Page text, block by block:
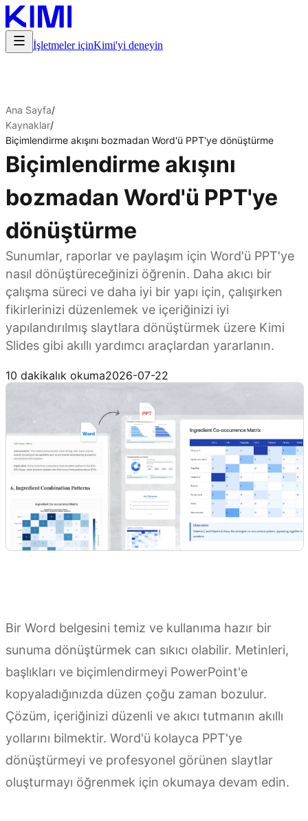
İşletmeler içinKimi'yi deneyin
Ana Sayfa/
Kaynaklar/
Biçimlendirme akışını bozmadan Word'ü PPT'ye dönüştürme
Biçimlendirme akışını
bozmadan Word'ü PPT'ye
dönüştürme
Sunumlar, raporlar ve paylaşım için Word'ü PPT'ye
nasıl dönüştüreceğinizi öğrenin. Daha akıcı bir
çalışma süreci ve daha iyi bir yapı için, çalışırken
fikirlerinizi düzenlemek ve içeriğinizi iyi
yapılandırılmış slaytlara dönüştürmek üzere Kimi
Slides gibi akıllı yardımcı araçlardan yararlanın.
10 dakikalık okuma2026-07-22
Bir Word belgesini temiz ve kullanıma hazır bir
sunuma dönüştürmek can sıkıcı olabilir. Metinleri,
başlıkları ve biçimlendirmeyi PowerPoint'e
kopyaladığınızda düzen çoğu zaman bozulur.
Çözüm, içeriğinizi düzenli ve akıcı tutmanın akıllı
yollarını bilmektir. Word'ü kolayca PPT'ye
dönüştürmeyi ve profesyonel görünen slaytlar
oluşturmayı öğrenmek için okumaya devam edin.